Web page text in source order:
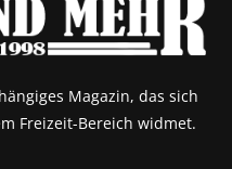
Magazin, das sich
Freizeit-Bereich widmet.